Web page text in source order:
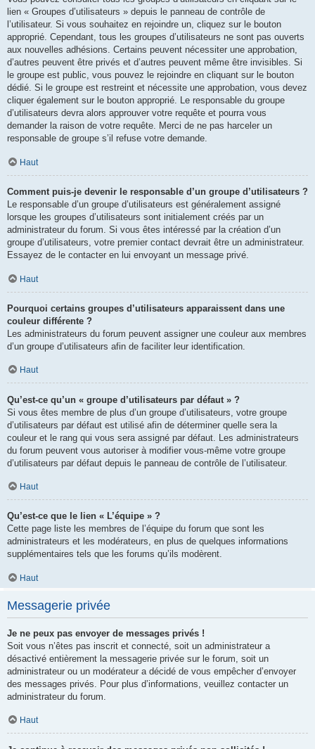
lien « Groupes d’utilisateurs » depuis le panneau de contrôle de
l’utilisateur. Si vous souhaitez en rejoindre un, cliquez sur le bouton
approprié. Cependant, tous les groupes d’utilisateurs ne sont pas ouverts
aux nouvelles adhésions. Certains peuvent nécessiter une approbation,
d’autres peuvent être privés et d’autres peuvent même être invisibles. Si
le groupe est public, vous pouvez le rejoindre en cliquant sur le bouton
dédié. Si le groupe est restreint et nécessite une approbation, vous devez
cliquer également sur le bouton approprié. Le responsable du groupe
d’utilisateurs devra alors approuver votre requête et pourra vous
demander la raison de votre requête. Merci de ne pas harceler un
responsable de groupe s’il refuse votre demande.
Haut
Comment puis-je devenir le responsable d’un groupe d’utilisateurs ?
Le responsable d’un groupe d’utilisateurs est généralement assigné
lorsque les groupes d’utilisateurs sont initialement créés par un
administrateur du forum. Si vous êtes intéressé par la création d’un
groupe d’utilisateurs, votre premier contact devrait être un administrateur.
Essayez de le contacter en lui envoyant un message privé.
Haut
Pourquoi certains groupes d’utilisateurs apparaissent dans une
couleur différente ?
Les administrateurs du forum peuvent assigner une couleur aux membres
d’un groupe d’utilisateurs afin de faciliter leur identification.
Haut
Qu’est-ce qu’un « groupe d’utilisateurs par défaut » ?
Si vous êtes membre de plus d’un groupe d’utilisateurs, votre groupe
d’utilisateurs par défaut est utilisé afin de déterminer quelle sera la
couleur et le rang qui vous sera assigné par défaut. Les administrateurs
du forum peuvent vous autoriser à modifier vous-même votre groupe
d’utilisateurs par défaut depuis le panneau de contrôle de l’utilisateur.
Haut
Qu’est-ce que le lien « L’équipe » ?
Cette page liste les membres de l’équipe du forum que sont les
administrateurs et les modérateurs, en plus de quelques informations
supplémentaires tels que les forums qu’ils modèrent.
Haut
Messagerie privée
Je ne peux pas envoyer de messages privés !
Soit vous n’êtes pas inscrit et connecté, soit un administrateur a
désactivé entièrement la messagerie privée sur le forum, soit un
administrateur ou un modérateur a décidé de vous empêcher d’envoyer
des messages privés. Pour plus d’informations, veuillez contacter un
administrateur du forum.
Haut